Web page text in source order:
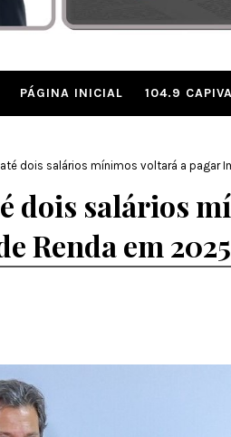
PÁGINA INICIAL 104.9
dois salários mínimos voltará a pagar
dois salários
Renda em 2025